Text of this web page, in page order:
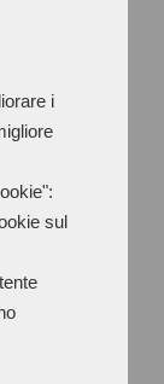
i
sul
per
di
da 10